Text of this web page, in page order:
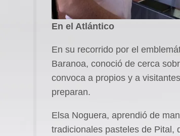
En el Atlántico
En su recorrido por el
Baranoa, conoció de cerca
convoca a propios y a
preparan.
Elsa Noguera, aprendió de
tradicionales pasteles de Pital,